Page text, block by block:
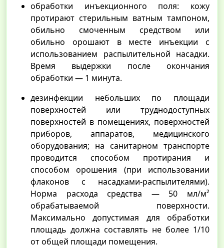
обработки инъекционного поля: кожу
протирают стерильным ватным тампоном,
обильно смоченным средством или
обильно орошают в месте инъекции с
использованием распылительной насадки.
Время выдержки после окончания
обработки — 1 минута.
дезинфекции небольших по площади
поверхностей или труднодоступных
поверхностей в помещениях, поверхностей
приборов, аппаратов, медицинского
оборудования; на санитарном транспорте
проводится способом протирания и
способом орошения (при использовании
флаконов с насадками-распылителями).
Норма расхода средства — 50 мл/м²
обрабатываемой поверхности.
Максимально допустимая для обработки
площадь должна составлять не более 1/10
от общей площади помещения.